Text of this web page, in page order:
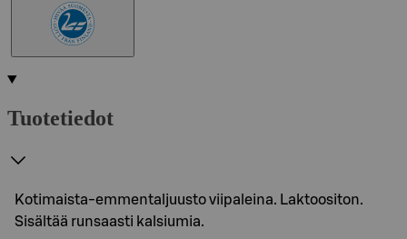
Tuotetiedot
Kotimaista-emmentaljuusto viipaleina. Laktoositon.
Sisältää runsaasti kalsiumia.